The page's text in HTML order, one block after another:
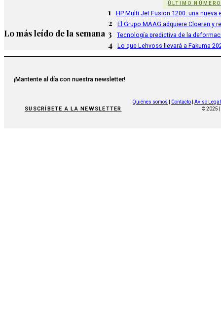
ÚLTIMO NÚMERO
Lo más leído de la semana
1 HP Multi Jet Fusion 1200: una
2 El Grupo MAAG adquiere Cloeren
3 Tecnología predictiva de la
4 Lo que Lehvoss llevará a Fakuma
¡Mantente al día con nuestra newsletter!
SUSCRÍBETE A LA NEWSLETTER
Quiénes somos Contacto
Aviso Legal
© 2025